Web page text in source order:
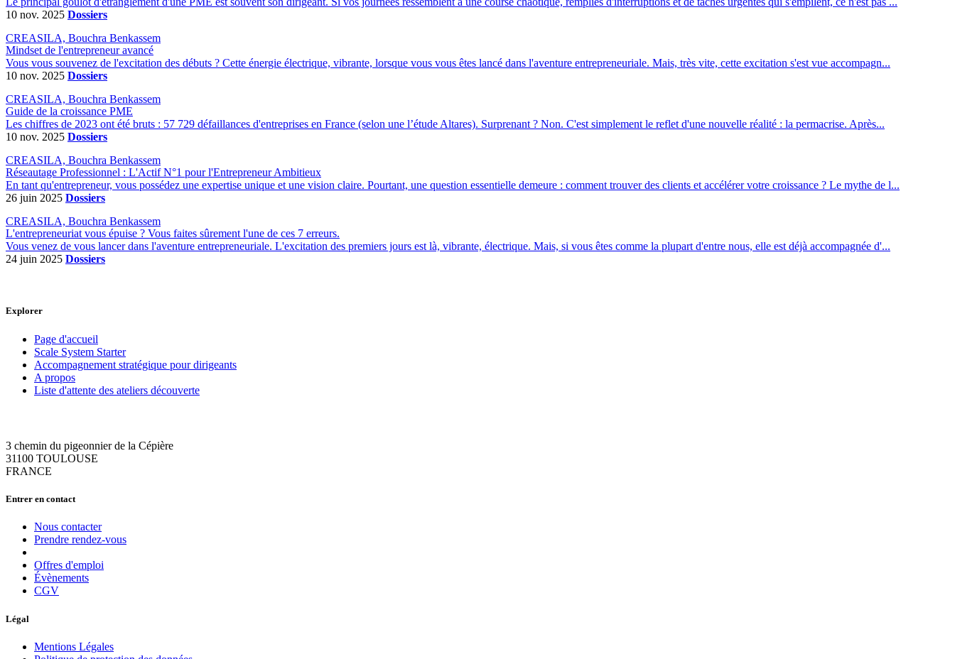
10 nov. 2025 Dossiers
CREASILA, Bouchra Benkassem
Mindset de l'entrepreneur avancé
Vous vous souvenez de l'excitation des débuts ? Cette énergie électrique, vibrante, lorsque vous vous êtes lancé dans l'aventure entrepreneuriale. Mais, très vite, cette excitation s'est vue accompagn...
10 nov. 2025 Dossiers
CREASILA, Bouchra Benkassem
Guide de la croissance PME
Les chiffres de 2023 ont été bruts : 57 729 défaillances d'entreprises en France (selon une l’étude Altares). Surprenant ? Non. C'est simplement le reflet d'une nouvelle réalité : la permacrise. Après...
10 nov. 2025 Dossiers
CREASILA, Bouchra Benkassem
Réseautage Professionnel : L'Actif N°1 pour l'Entrepreneur Ambitieux
En tant qu'entrepreneur, vous possédez une expertise unique et une vision claire. Pourtant, une question essentielle demeure : comment trouver des clients et accélérer votre croissance ? Le mythe de l...
26 juin 2025 Dossiers
CREASILA, Bouchra Benkassem
L'entrepreneuriat vous épuise ? Vous faites sûrement l'une de ces 7 erreurs.
Vous venez de vous lancer dans l'aventure entrepreneuriale. L'excitation des premiers jours est là, vibrante, électrique. Mais, si vous êtes comme la plupart d'entre nous, elle est déjà accompagnée d'...
24 juin 2025 Dossiers
Explorer
Page d'accueil
Scale System Starter
Accompagnement stratégique pour dirigeants
A propos
Liste d'attente des ateliers découverte
3 chemin du pigeonnier de la Cépière
31100 TOULOUSE
FRANCE
Entrer en contact
Nous contacter
Prendre rendez-vous
Offres d'emploi
Évènements
CGV
Légal
Mentions Légales